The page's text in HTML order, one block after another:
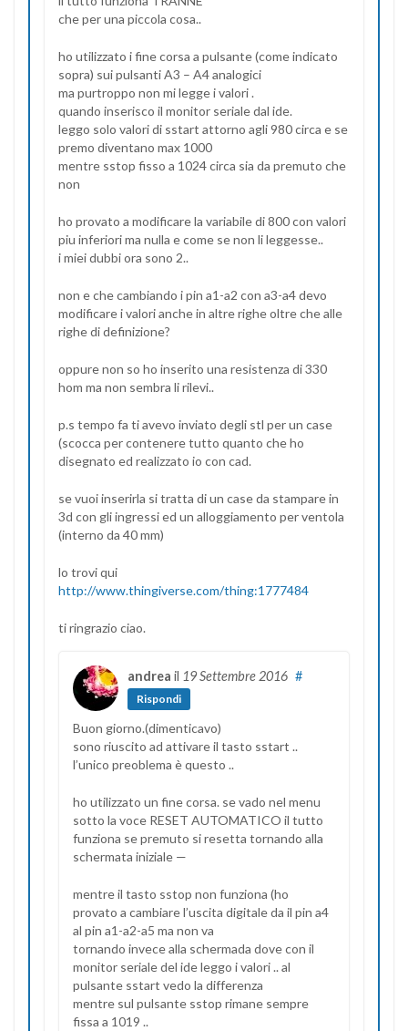
che per una piccola cosa..
ho utilizzato i fine corsa a pulsante (come indicato
sopra) sui pulsanti A3 – A4 analogici
ma purtroppo non mi legge i valori .
quando inserisco il monitor seriale dal ide.
leggo solo valori di sstart attorno agli 980 circa e se
premo diventano max 1000
mentre sstop fisso a 1024 circa sia da premuto che
non
ho provato a modificare la variabile di 800 con valori
piu inferiori ma nulla e come se non li leggesse..
i miei dubbi ora sono 2..
non e che cambiando i pin a1-a2 con a3-a4 devo
modificare i valori anche in altre righe oltre che alle
righe di definizione?
oppure non so ho inserito una resistenza di 330
hom ma non sembra li rilevi..
p.s tempo fa ti avevo inviato degli stl per un case
(scocca per contenere tutto quanto che ho
disegnato ed realizzato io con cad.
se vuoi inserirla si tratta di un case da stampare in
3d con gli ingressi ed un alloggiamento per ventola
(interno da 40 mm)
lo trovi qui
http://www.thingiverse.com/thing:1777484
ti ringrazio ciao.
andrea il 19 Settembre 2016 #
Rispondi
Buon giorno.(dimenticavo)
sono riuscito ad attivare il tasto sstart ..
l’unico preoblema è questo ..
ho utilizzato un fine corsa. se vado nel menu
sotto la voce RESET AUTOMATICO il tutto
funziona se premuto si resetta tornando alla
schermata iniziale —
mentre il tasto sstop non funziona (ho
provato a cambiare l’uscita digitale da il pin a4
al pin a1-a2-a5 ma non va
tornando invece alla schermada dove con il
monitor seriale del ide leggo i valori .. al
pulsante sstart vedo la differenza
mentre sul pulsante sstop rimane sempre
fissa a 1019 ..